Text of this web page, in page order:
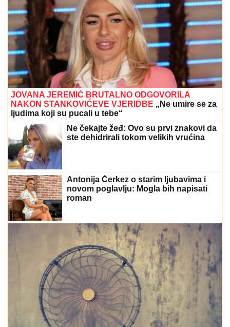
JOVANA JEREMIĆ BRUTALNO ODGOVORILA
NAKON STANKOVIĆEVE VJERIDBE „Ne umire se za
ljudima koji su pucali u tebe“
Ne čekajte žeđ: Ovo su prvi znakovi da
ste dehidrirali tokom velikih vrućina
Antonija Čerkez o starim ljubavima i
novom poglavlju: Mogla bih napisati
roman